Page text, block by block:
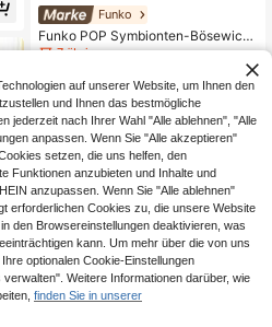
Funko
Funko POP Symbionten-Bösewich
t, DC Keaton , , , Wolverine, Ohneza
hn, Sesamstraße Cookie Monster S
erie Sammlerfiguren, Neujahrgesch
enk
7 übrig
auf unserer Website, um Ihnen den
und Ihnen das bestmögliche
jederzeit nach Ihrer Wahl "Alle ablehnen", "Alle
anpassen. Wenn Sie "Alle akzeptieren"
setzen, die uns helfen, den
Funktionen anzubieten und Inhalte und
anzupassen. Wenn Sie "Alle ablehnen"
erforderlichen Cookies zu, die unsere Website
den Browsereinstellungen deaktivieren, was
kann. Um mehr über die von uns
optionalen Cookie-Einstellungen
Weitere Informationen darüber, wie
finden Sie in unserer